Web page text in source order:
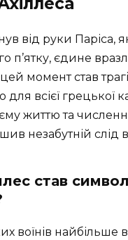
від руки Паріса,
п’ятку, єдине
цей момент став
для всієї грецької
життю та
незабутній слід в
став
воїнів найбільше